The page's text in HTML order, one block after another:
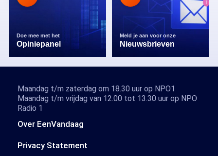
Doe mee met het
Opiniepanel
Meld je aan voor onze
Nieuwsbrieven
Over EenVandaag
Privacy Statement
Maandag t/m zaterdag om 18.30 uur op NPO1
Maandag t/m vrijdag van 12.00 tot 13.30 uur op NPO
Radio 1